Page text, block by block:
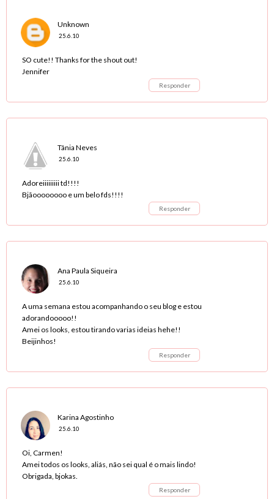
Unknown
25.6.10
SO cute!! Thanks for the shout out!
Jennifer
Responder
Tânia Neves
25.6.10
Adoreiiiiiiiii td!!!!
Bjãoooooooo e um belo fds!!!!
Responder
Ana Paula Siqueira
25.6.10
A uma semana estou acompanhando o seu blog e estou
adorandooooo!!
Amei os looks, estou tirando varias ideias hehe!!
Beijinhos!
Responder
Karina Agostinho
25.6.10
Oi, Carmen!
Amei todos os looks, aliás, não sei qual é o mais lindo!
Obrigada, bjokas.
Responder